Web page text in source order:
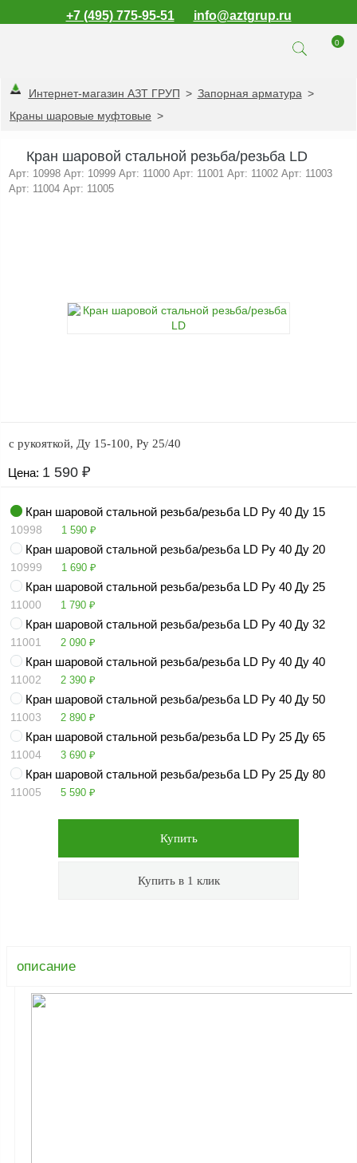
+7 (495) 775-95-51 info@aztgrup.ru
0
КАТАЛОГ ПРОДУКЦИИ
Топливораздаточные
Газораздаточные
колонки
Запасные части к
ТРК и ГРК
Устройства громкой
связи и оповещения
з/ч и
комплектующие
Резервуарное
оборудование
Запорная арматура
Насосы и насосные
агрегаты
Устройства слива и
налива
Счетчики и фильтры
ФЖУ
Метрологическое
оборудование
Рукава, шланги и
арматура
Продукция НПП
Газоаналитическое
Интернет-магазин АЗТ ГРУП > Запорная арматура >
Краны шаровые муфтовые >
Кран шаровой стальной резьба/резьба LD
Арт: 10998 Арт: 10999 Арт: 11000 Арт: 11001 Арт: 11002 Арт: 11003
Арт: 11004 Арт: 11005
с рукояткой, Ду 15-100, Ру 25/40
Цена: 1 590 ₽
Кран шаровой стальной резьба/резьба LD Ру 40 Ду 15
10998 1 590 ₽
Кран шаровой стальной резьба/резьба LD Ру 40 Ду 20
10999 1 690 ₽
Кран шаровой стальной резьба/резьба LD Ру 40 Ду 25
11000 1 790 ₽
Кран шаровой стальной резьба/резьба LD Ру 40 Ду 32
11001 2 090 ₽
Кран шаровой стальной резьба/резьба LD Ру 40 Ду 40
11002 2 390 ₽
Кран шаровой стальной резьба/резьба LD Ру 40 Ду 50
11003 2 890 ₽
Кран шаровой стальной резьба/резьба LD Ру 25 Ду 65
11004 3 690 ₽
Кран шаровой стальной резьба/резьба LD Ру 25 Ду 80
11005 5 590 ₽
описание